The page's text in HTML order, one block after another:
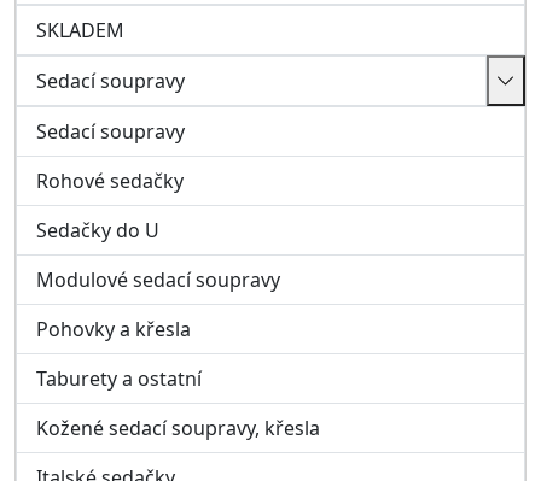
Italské sedačky
Obývací pokoj
Nábytkové sestavy
Nábytkové sestavy
Ložnice
Nábytkové sestavy
Koupelna
Koupelnové sestavy